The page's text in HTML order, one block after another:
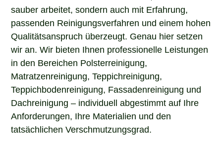
sauber arbeitet, sondern auch mit Erfahrung,
passenden Reinigungsverfahren und einem hohen
Qualitätsanspruch überzeugt. Genau hier setzen
wir an. Wir bieten Ihnen professionelle Leistungen
in den Bereichen Polsterreinigung,
Matratzenreinigung, Teppichreinigung,
Teppichbodenreinigung, Fassadenreinigung und
Dachreinigung – individuell abgestimmt auf Ihre
Anforderungen, Ihre Materialien und den
tatsächlichen Verschmutzungsgrad.